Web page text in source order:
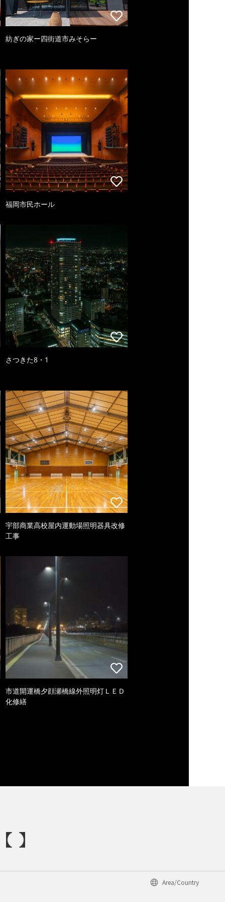
紡ぎの家ー四街道市みそらー
福岡市民ホール
さつきた8・1
宇部商業高校屋内運動場照明器具改修
工事
市道開運橋夕顔瀬橋線外照明灯ＬＥＤ
化修繕
Area/Country